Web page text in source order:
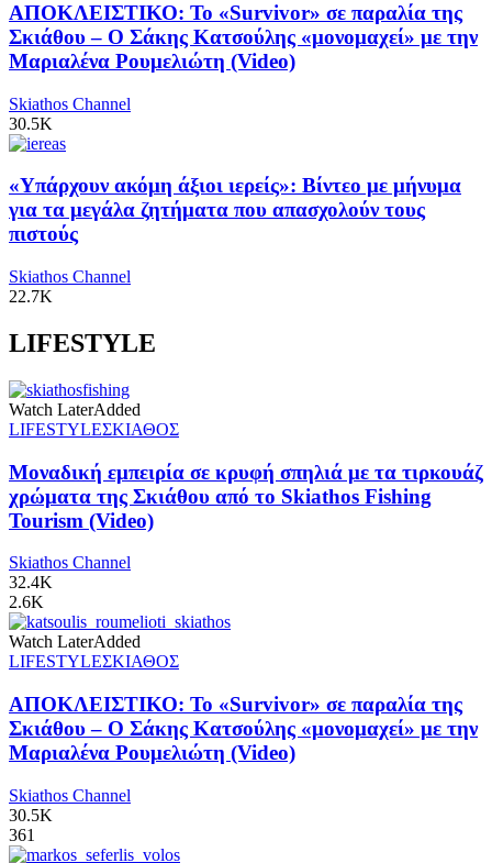
ΑΠΟΚΛΕΙΣΤΙΚΟ: Το «Survivor» σε παραλία της
Σκιάθου – Ο Σάκης Κατσούλης «μονομαχεί» με την
Μαριαλένα Ρουμελιώτη (Video)
Skiathos Channel
30.5K
«Υπάρχουν ακόμη άξιοι ιερείς»: Βίντεο με μήνυμα
για τα μεγάλα ζητήματα που απασχολούν τους
πιστούς
Skiathos Channel
22.7K
LIFESTYLE
Watch LaterAdded
LIFESTYLEΣΚΙΑΘΟΣ
Μοναδική εμπειρία σε κρυφή σπηλιά με τα τιρκουάζ
χρώματα της Σκιάθου από το Skiathos Fishing
Tourism (Video)
Skiathos Channel
32.4K
2.6K
Watch LaterAdded
LIFESTYLEΣΚΙΑΘΟΣ
ΑΠΟΚΛΕΙΣΤΙΚΟ: Το «Survivor» σε παραλία της
Σκιάθου – Ο Σάκης Κατσούλης «μονομαχεί» με την
Μαριαλένα Ρουμελιώτη (Video)
Skiathos Channel
30.5K
361